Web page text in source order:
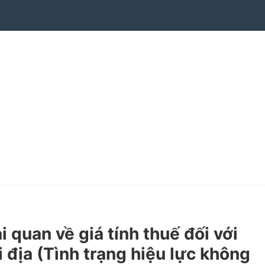
quan về giá tính thuế đối với
địa (Tình trạng hiệu lực không